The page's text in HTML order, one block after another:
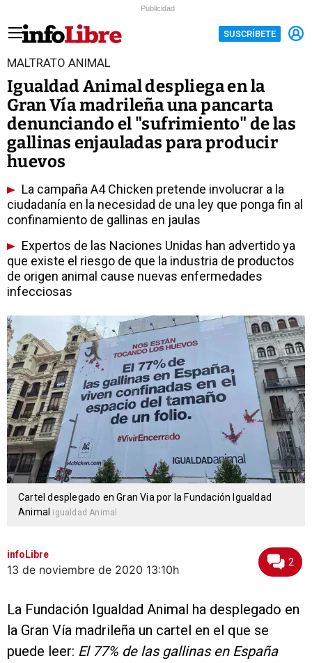
Publicidad
SUSCRÍBETE
MALTRATO ANIMAL
Igualdad Animal despliega en la
Gran Vía madrileña una pancarta
denunciando el "sufrimiento" de las
gallinas enjauladas para producir
huevos
La campaña A4 Chicken pretende involucrar a la
ciudadanía en la necesidad de una ley que ponga fin al
confinamiento de gallinas en jaulas
Expertos de las Naciones Unidas han advertido ya
que existe el riesgo de que la industria de productos
de origen animal cause nuevas enfermedades
infecciosas
Cartel desplegado en Gran Via por la Fundación Igualdad
Animal igualdad Animal
infoLibre
13 de noviembre de 2020 13:10h
2
La Fundación Igualdad Animal ha desplegado en
la Gran Vía madrileña un cartel en el que se
puede leer: El 77% de las gallinas en España